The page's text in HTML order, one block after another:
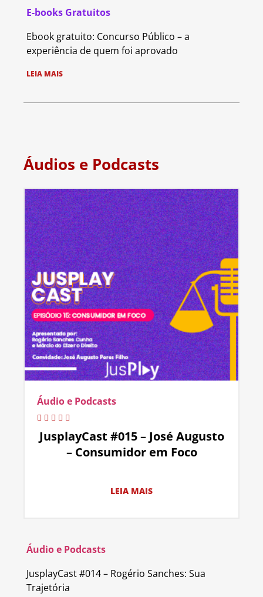
E-books Gratuitos
Ebook gratuito: Concurso Público – a
experiência de quem foi aprovado
LEIA MAIS
Áudios e Podcasts
Áudio e Podcasts
JusplayCast #015 – José Augusto
– Consumidor em Foco
LEIA MAIS
Áudio e Podcasts
JusplayCast #014 – Rogério Sanches: Sua
Trajetória